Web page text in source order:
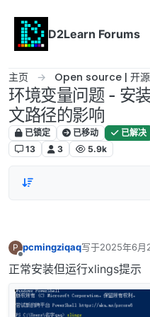
D2Learn Forums
主页 Open source | 开源
环境变量问题 - 安
文路径的影响
已锁定 已移动 已解决
13
3 5.9k
P pcmingziqaq写于2025年6月
最后由 SPeak
正常安装但运行xlings提示